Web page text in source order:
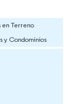
en Terreno
y Condominios